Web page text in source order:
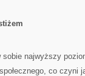
najwyższy
co czyni